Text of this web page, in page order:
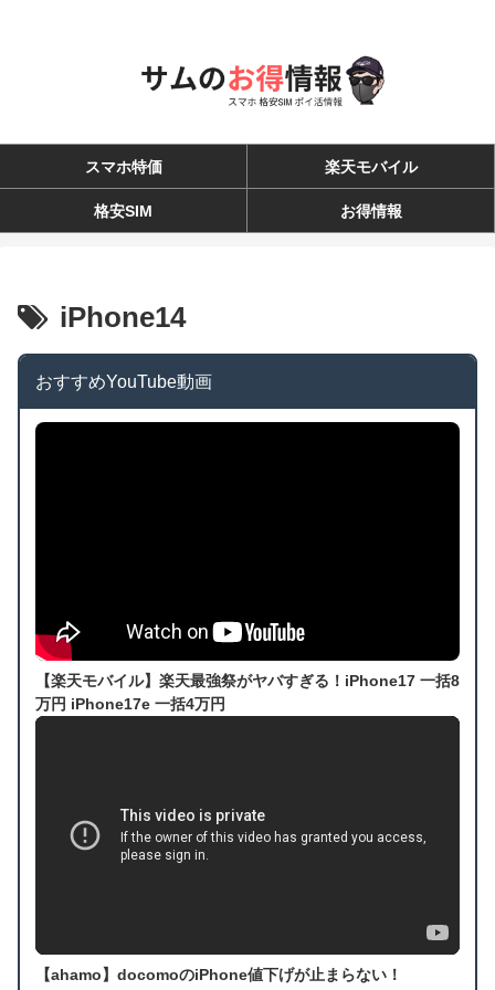
スマホ特価 楽天モバイル
格安SIM お得情報
iPhone14
おすすめYouTube動画
【楽天モバイル】楽天最強祭がヤバすぎる！iPhone17 一括8
万円 iPhone17e 一括4万円
【ahamo】docomoのiPhone値下げが止まらない！